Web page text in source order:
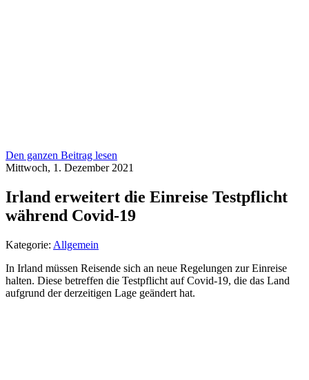
Den ganzen Beitrag lesen
Mittwoch, 1. Dezember 2021
Irland erweitert die Einreise Testpflicht
während Covid-19
Kategorie: Allgemein
In Irland müssen Reisende sich an neue Regelungen zur Einreise
halten. Diese betreffen die Testpflicht auf Covid-19, die das Land
aufgrund der derzeitigen Lage geändert hat.